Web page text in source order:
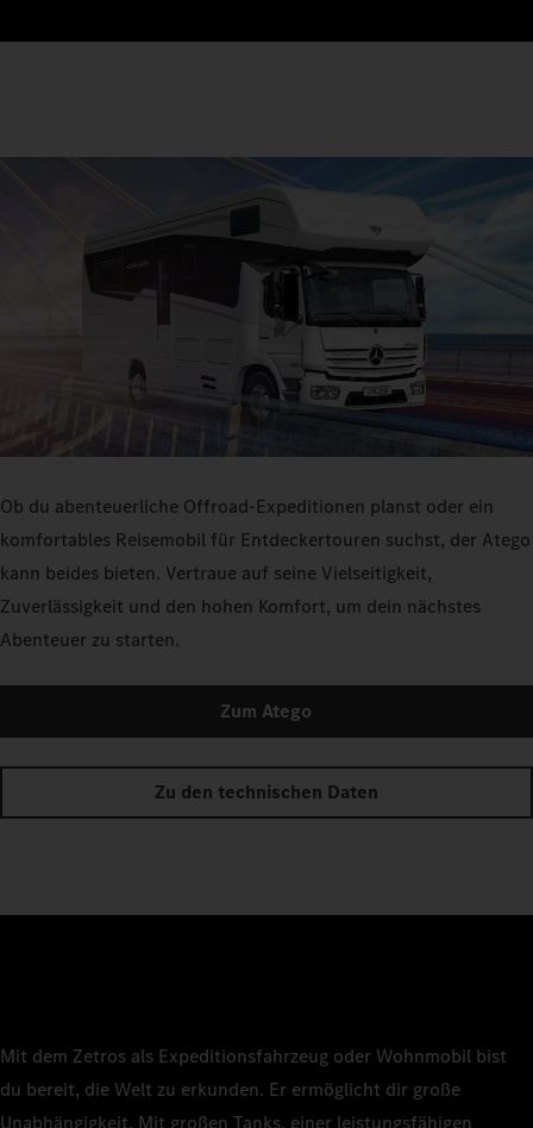
Ob du abenteuerliche Offroad-Expeditionen planst oder ein
komfortables Reisemobil für Entdeckertouren suchst, der Atego
kann beides bieten. Vertraue auf seine Vielseitigkeit,
Zuverlässigkeit und den hohen Komfort, um dein nächstes
Abenteuer zu starten.
Zum Atego
Zu den technischen Daten
Mit dem Zetros als Expeditionsfahrzeug oder Wohnmobil bist
du bereit, die Welt zu erkunden. Er ermöglicht dir große
Unabhängigkeit. Mit großen Tanks, einer leistungsfähigen